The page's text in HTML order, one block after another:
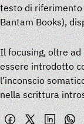
testo di riferimento
Bantam Books),
Il focusing, oltre
essere introdotto
l’inconscio
nella scrittura